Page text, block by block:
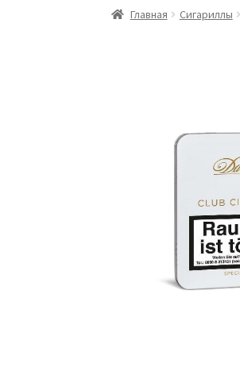
Главная Аккаунт
Главная Сигариллы